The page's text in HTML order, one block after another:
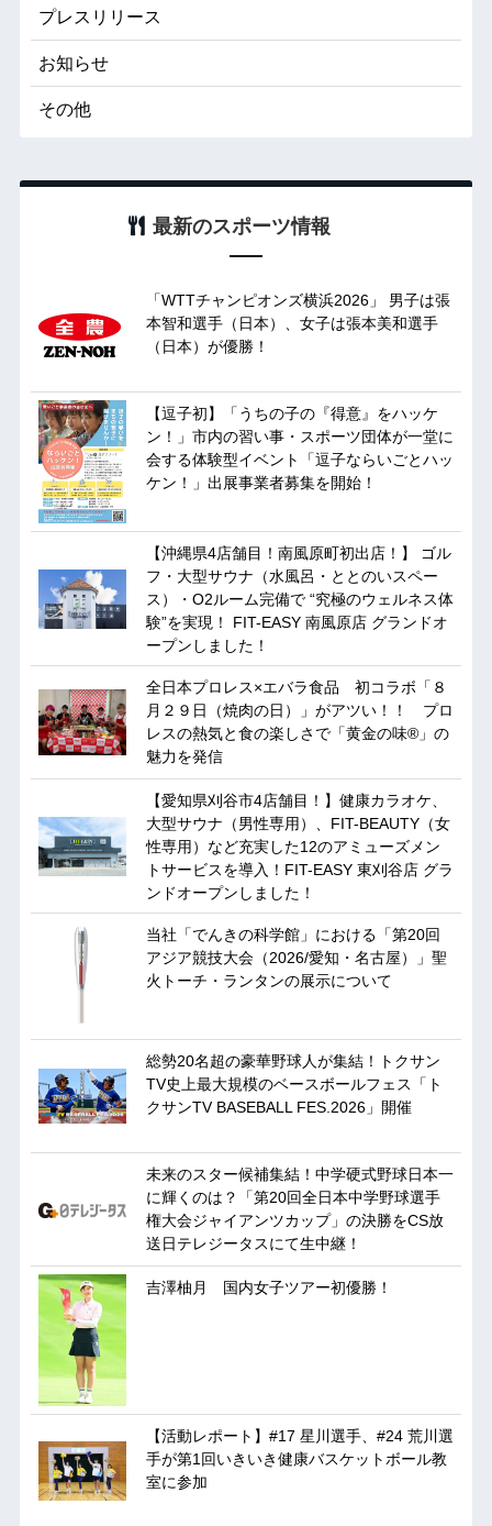
プレスリリース
お知らせ
その他
最新のスポーツ情報
「WTTチャンピオンズ横浜2026」 男子は張
本智和選手（日本）、女子は張本美和選手
（日本）が優勝！
【逗子初】「うちの子の『得意』をハッケ
ン！」市内の習い事・スポーツ団体が一堂に
会する体験型イベント「逗子ならいごとハッ
ケン！」出展事業者募集を開始！
【沖縄県4店舗目！南風原町初出店！】 ゴル
フ・大型サウナ（水風呂・ととのいスペー
ス）・O2ルーム完備で “究極のウェルネス体
験”を実現！ FIT-EASY 南風原店 グランドオ
ープンしました！
全日本プロレス×エバラ食品 初コラボ「８
月２９日（焼肉の日）」がアツい！！ プロ
レスの熱気と食の楽しさで「黄金の味®」の
魅力を発信
【愛知県刈谷市4店舗目！】健康カラオケ、
大型サウナ（男性専用）、FIT-BEAUTY（女
性専用）など充実した12のアミューズメン
トサービスを導入！FIT-EASY 東刈谷店 グラ
ンドオープンしました！
当社「でんきの科学館」における「第20回
アジア競技大会（2026/愛知・名古屋）」聖
火トーチ・ランタンの展示について
総勢20名超の豪華野球人が集結！トクサン
TV史上最大規模のベースボールフェス「ト
クサンTV BASEBALL FES.2026」開催
未来のスター候補集結！中学硬式野球日本一
に輝くのは？「第20回全日本中学野球選手
権大会ジャイアンツカップ」の決勝をCS放
送日テレジータスにて生中継！
吉澤柚月 国内女子ツアー初優勝！
【活動レポート】#17 星川選手、#24 荒川選
手が第1回いきいき健康バスケットボール教
室に参加